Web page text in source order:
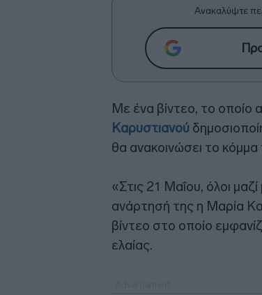
Ανακαλύψτε
Με ένα βίντεο, το οποίο
Καρυστιανού
θα ανακοινώσει το κόμμα
«Στις 21 Μαΐου, όλοι μαζί
ανάρτησή της η Μαρία
βίντεο στο οποίο
ελαίας.